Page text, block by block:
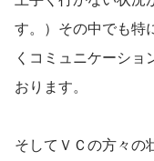
す。）その中でも特
くコミュニケーシ
おります。
そしてＶＣの方々の